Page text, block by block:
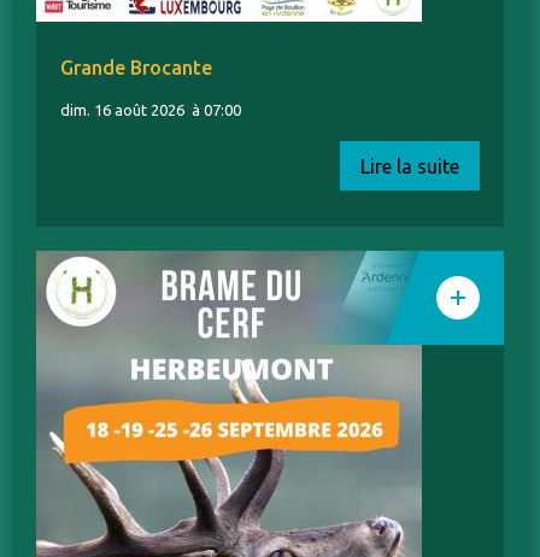
Grande Brocante
dim. 16 août 2026 à 07:00
Lire la suite